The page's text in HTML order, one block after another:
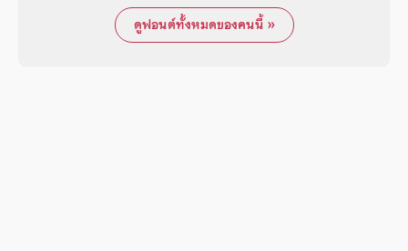
ดูฟอนต์ทั้งหมดของคนนี้ »